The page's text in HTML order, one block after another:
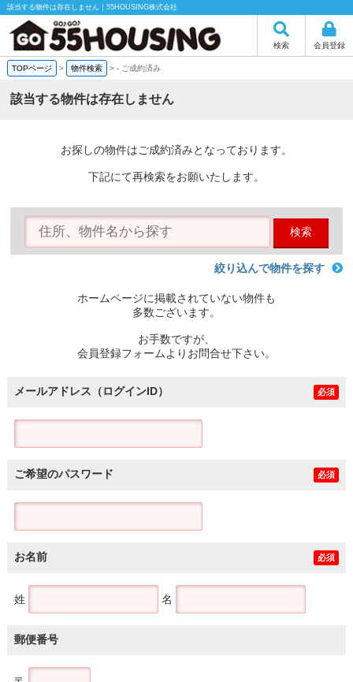
該当する物件は存在しません｜55HOUSING株式会社
検索 会員登録
TOPページ > 物件検索 >- ご成約済み
該当する物件は存在しません
お探しの物件はご成約済みとなっております。
下記にて再検索をお願いたします。
検索
絞り込んで物件を探す
ホームページに掲載されていない物件も
多数ございます。
お手数ですが、
会員登録フォームよりお問合せ下さい。
メールアドレス（ログインID） 必須
ご希望のパスワード 必須
お名前 必須
姓 名
郵便番号